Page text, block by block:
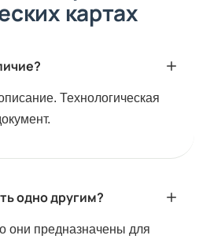
картах
Технологическая
одно другим?
они предназначены для